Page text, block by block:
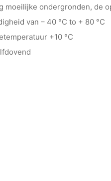
moeilijke ondergronden, de
van – 40 °C to + 80 °C
+10 °C